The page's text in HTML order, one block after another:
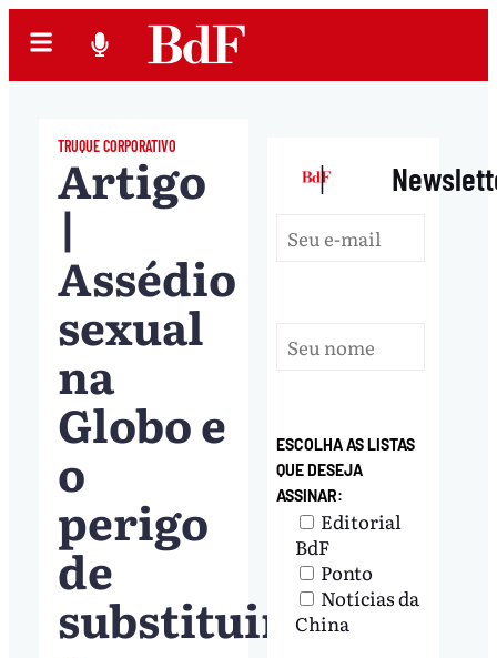
TRUQUE CORPORATIVO
Artigo
|
Assédio
sexual
na
Globo e
o
perigo
de
substituir
|
ESCOLHA AS LISTAS
QUE DESEJA
ASSINAR:
Editorial
BdF
Ponto
Notícias da
China